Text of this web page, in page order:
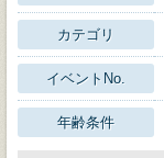
カテゴリ
イベントNo.
年齢条件